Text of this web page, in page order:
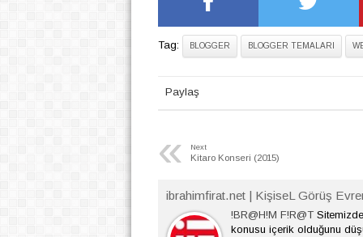
Tag: BLOGGER BLOGGER TEMALARI
Paylaş
« Next
Kitaro Konseri (2015)
ibrahimfirat.net | KişiseL Görüş
!BR@H!M F!R@TSitemizde
konusu içerik olduğunu